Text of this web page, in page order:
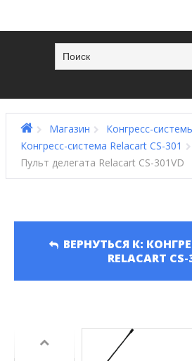
Магазин
Конгресс-
Конгресс-система Relacart CS-301
Пульт делегата Relacart CS-301VD
ВЕРНУТЬСЯ К:
RELACART CS-